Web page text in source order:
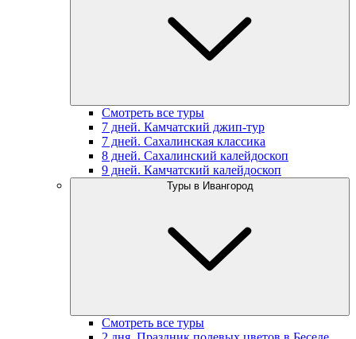
Смотреть все туры
7 дней. Камчатский джип-тур
7 дней. Сахалинская классика
8 дней. Сахалинский калейдоскоп
9 дней. Камчатский калейдоскоп
Туры в Ивангород
Смотреть все туры